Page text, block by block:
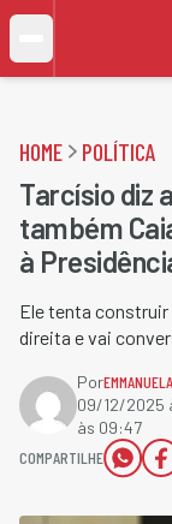
HOME POLÍTICA
Tarcísio diz
também
à
Ele tenta
direita e vai
Por
09/12/2025
às 09:47
COMPARTILHE